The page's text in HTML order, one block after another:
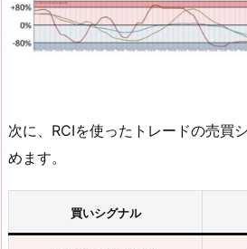
次に、RCIを使ったトレードの売買
めます。
買いシグナル